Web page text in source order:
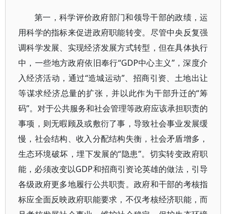
第一，科学评价政府部门和领导干部的政绩，运
用科学的指标来促进政府职能转变。尽管中央反复强
调科学发展、实现经济发展方式转型，但在具体执行
中，一些地方政府依旧奉行“GDP中心主义”，深度介
入经济活动，通过“造城运动”、招商引资、土地出让
等谋求经济总量的扩张，并以此作为干部升迁的“筹
码”。对于公共服务和社会管理等政府应该承担职责的
事项，则无暇顾及或敷衍了事，导致社会事业发展缓
慢，社会结构、收入分配结构失衡，社会矛盾增多，
生态环境破坏，埋下发展的“隐患”。切实转变政府职
能，必须改变以GDP和招商引资论英雄的做法，引导
各级政府更多地履行公共职责。政府和干部的考核指
标应全面反映政府职能要求，不仅考核经济职能，而